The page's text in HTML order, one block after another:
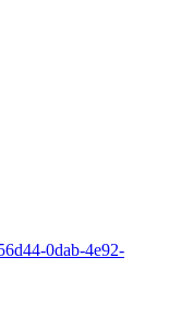
0dab-4e92-